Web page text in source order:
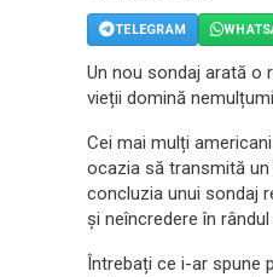
TELEGRAM
Un nou sondaj arată o
vieții domină
Cei mai mulți
ocazia să transmită
concluzia unui sondaj
și neîncredere în
Întrebați ce i-ar spune